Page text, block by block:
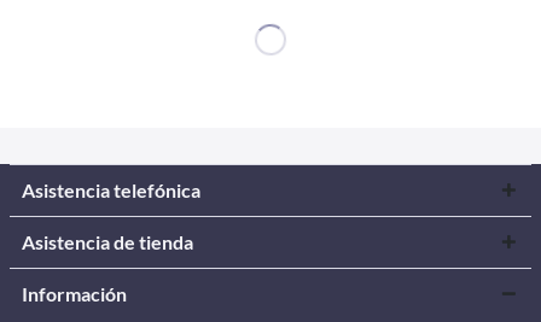
Asistencia telefónica
Asistencia de tienda
Información